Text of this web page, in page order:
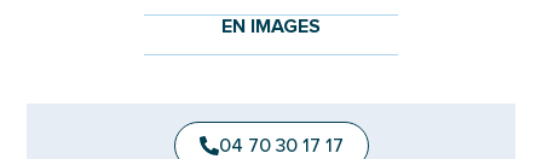
EN IMAGES
04 70 30 17 17